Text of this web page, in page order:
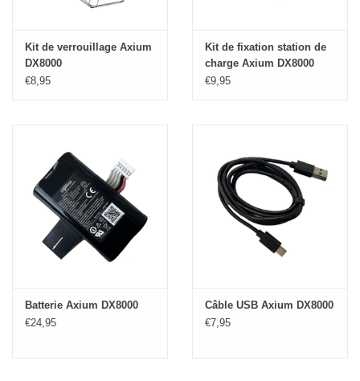
Kit de verrouillage Axium
DX8000
€8,95
Kit de fixation station de
charge Axium DX8000
€9,95
Batterie Axium DX8000
€24,95
Câble USB Axium DX8000
€7,95